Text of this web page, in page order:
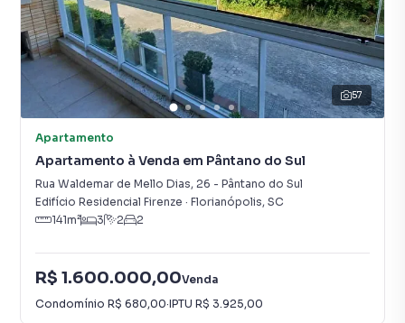
57
Apartamento
Apartamento à Venda em Pântano do Sul
Rua Waldemar de Mello Dias, 26 - Pântano do Sul
Edifício Residencial Firenze · Florianópolis, SC
141m² 3 2 2
R$ 1.600.000,00Venda
Condomínio R$ 680,00·IPTU R$ 3.925,00